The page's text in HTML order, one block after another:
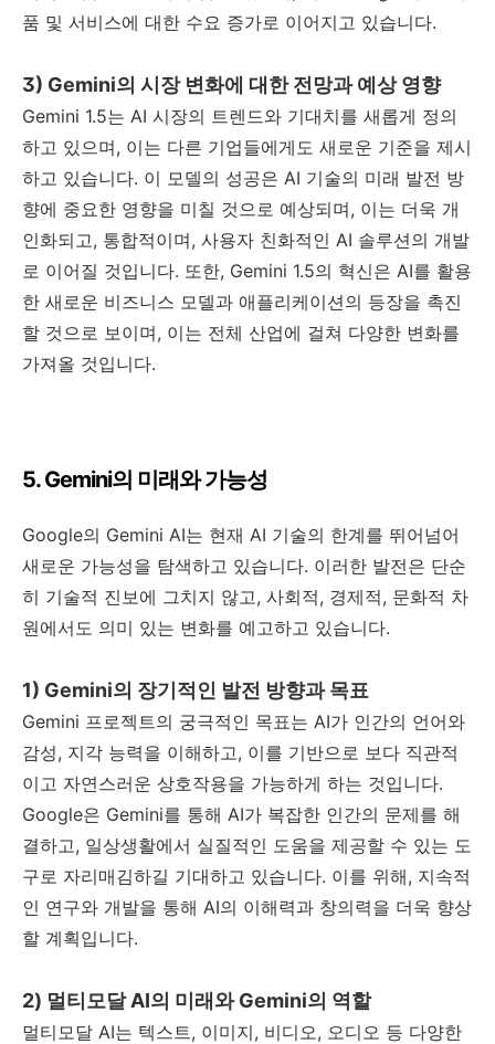
품 및 서비스에 대한 수요 증가로 이어지고 있습니다.
3) Gemini의 시장 변화에 대한 전망과 예상 영향
Gemini 1.5는 AI 시장의 트렌드와 기대치를 새롭게 정의
하고 있으며, 이는 다른 기업들에게도 새로운 기준을 제시
하고 있습니다. 이 모델의 성공은 AI 기술의 미래 발전 방
향에 중요한 영향을 미칠 것으로 예상되며, 이는 더욱 개
인화되고, 통합적이며, 사용자 친화적인 AI 솔루션의 개발
로 이어질 것입니다. 또한, Gemini 1.5의 혁신은 AI를 활용
한 새로운 비즈니스 모델과 애플리케이션의 등장을 촉진
할 것으로 보이며, 이는 전체 산업에 걸쳐 다양한 변화를
가져올 것입니다.
5. Gemini의 미래와 가능성
Google의 Gemini AI는 현재 AI 기술의 한계를 뛰어넘어
새로운 가능성을 탐색하고 있습니다. 이러한 발전은 단순
히 기술적 진보에 그치지 않고, 사회적, 경제적, 문화적 차
원에서도 의미 있는 변화를 예고하고 있습니다.
1) Gemini의 장기적인 발전 방향과 목표
Gemini 프로젝트의 궁극적인 목표는 AI가 인간의 언어와
감성, 지각 능력을 이해하고, 이를 기반으로 보다 직관적
이고 자연스러운 상호작용을 가능하게 하는 것입니다.
Google은 Gemini를 통해 AI가 복잡한 인간의 문제를 해
결하고, 일상생활에서 실질적인 도움을 제공할 수 있는 도
구로 자리매김하길 기대하고 있습니다. 이를 위해, 지속적
인 연구와 개발을 통해 AI의 이해력과 창의력을 더욱 향상
할 계획입니다.
2) 멀티모달 AI의 미래와 Gemini의 역할
멀티모달 AI는 텍스트, 이미지, 비디오, 오디오 등 다양한